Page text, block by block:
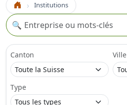
Accueil Institutions
Recherche
🔍
Canton Ville
Type